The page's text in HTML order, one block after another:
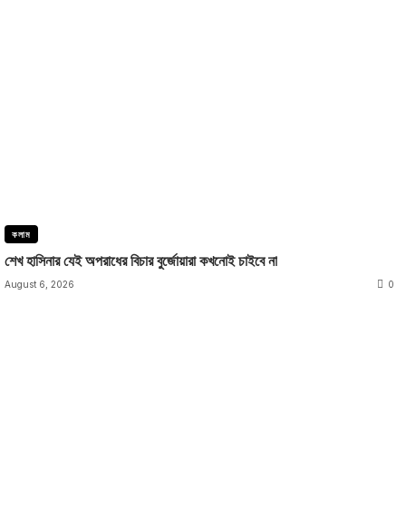
কলাম
শেখ হাসিনার যেই অপরাধের বিচার বুর্জোয়ারা কখনোই চাইবে না
August 6, 2026 0